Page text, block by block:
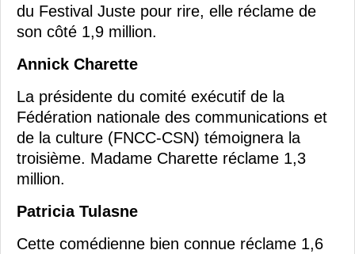
du Festival Juste pour rire, elle réclame de
son côté 1,9 million.
Annick Charette
La présidente du comité exécutif de la
Fédération nationale des communications et
de la culture (FNCC-CSN) témoignera la
troisième. Madame Charette réclame 1,3
million.
Patricia Tulasne
Cette comédienne bien connue réclame 1,6